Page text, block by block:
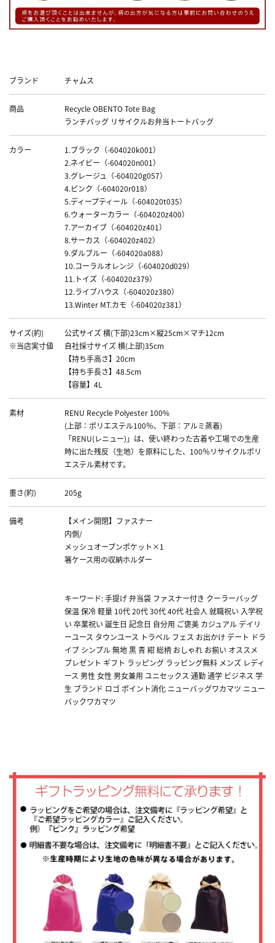
ブランド
チャムス
商品
Recycle OBENTO Tote Bag
ランチバッグ リサイクルお弁当トートバッグ
カラー
1.ブラック（-604020k001）
2.ネイビー（-604020n001）
3.グレージュ（-604020g057）
4.ピンク（-604020r018）
5.ディープティール（-604020t035）
6.ウォーターカラー（-604020z400）
7.アーカイブ（-604020z401）
8.サーカス（-604020z402）
9.ダルブルー（-604020a088）
10.コーラルオレンジ（-604020d029）
11.トイズ（-604020z379）
12.ライブハウス（-604020z380）
13.Winter MT.カモ（-604020z381）
サイズ(約)
※当店実寸値
公式サイズ 横(下部)23cm×縦25cm×マチ12cm
自社採寸サイズ 横(上部)35cm
【持ち手高さ】20cm
【持ち手長さ】48.5cm
【容量】4L
素材
RENU Recycle Polyester 100%
(上部：ポリエステル100％、下部：アルミ蒸着)
「RENU(レニュー)」は、使い終わった古着や工場での生産
時に出た残反（生地）を原料にした、100％リサイクルポリ
エステル素材です。
重さ(約) 205g
備考
【メイン開閉】ファスナー
内側/
メッシュオープンポケット×1
箸ケース用の収納ホルダー
キーワード: 手提げ 弁当袋 ファスナー付き クーラーバッグ
保温 保冷 軽量 10代 20代 30代 40代 社会人 就職祝い 入学祝
い 卒業祝い 誕生日 記念日 自分用 ご褒美 カジュアル デイリ
ーユース タウンユース トラベル フェス お出かけ デート ドラ
イブ シンプル 無地 黒 青 紺 総柄 おしゃれ お揃い オススメ
プレゼント ギフト ラッピング ラッピング無料 メンズ レディ
ース 男性 女性 男女兼用 ユニセックス 通勤 通学 ビジネス 学
生 ブランド ロゴ ポイント消化 ニューバッグワカマツ ニュー
バックワカマツ